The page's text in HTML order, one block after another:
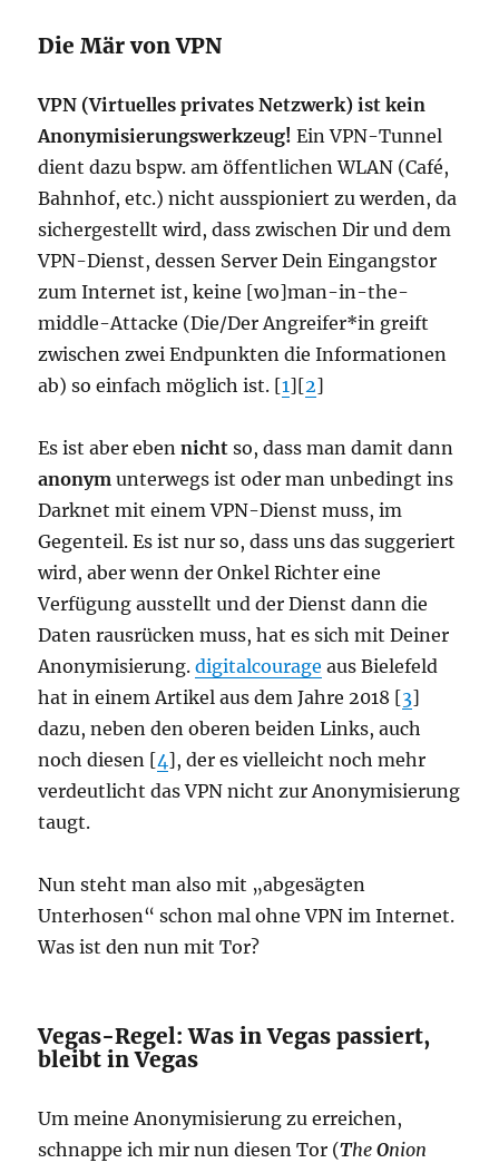
Die Mär von VPN
VPN (Virtuelles privates Netzwerk) ist kein
Anonymisierungswerkzeug! Ein VPN-Tunnel
dient dazu bspw. am öffentlichen WLAN (Café,
Bahnhof, etc.) nicht ausspioniert zu werden, da
sichergestellt wird, dass zwischen Dir und dem
VPN-Dienst, dessen Server Dein Eingangstor
zum Internet ist, keine [wo]man-in-the-
middle-Attacke (Die/Der Angreifer*in greift
zwischen zwei Endpunkten die Informationen
ab) so einfach möglich ist. [1][2]
Es ist aber ebennicht so, dass man damit dann
anonym unterwegs ist oder man unbedingt ins
Darknet mit einem VPN-Dienst muss, im
Gegenteil. Es ist nur so, dass uns das suggeriert
wird, aber wenn der Onkel Richter eine
Verfügung ausstellt und der Dienst dann die
Daten rausrücken muss, hat es sich mit Deiner
Anonymisierung.digitalcourage aus Bielefeld
hat in einem Artikel aus dem Jahre 2018 [3]
dazu, neben den oberen beiden Links, auch
noch diesen [4], der es vielleicht noch mehr
verdeutlicht das VPN nicht zur Anonymisierung
taugt.
Nun steht man also mit „abgesägten
Unterhosen“ schon mal ohne VPN im Internet.
Was ist den nun mit Tor?
Vegas-Regel: Was in Vegas passiert,
bleibt in Vegas
Um meine Anonymisierung zu erreichen,
schnappe ich mir nun diesen Tor (TheOnion